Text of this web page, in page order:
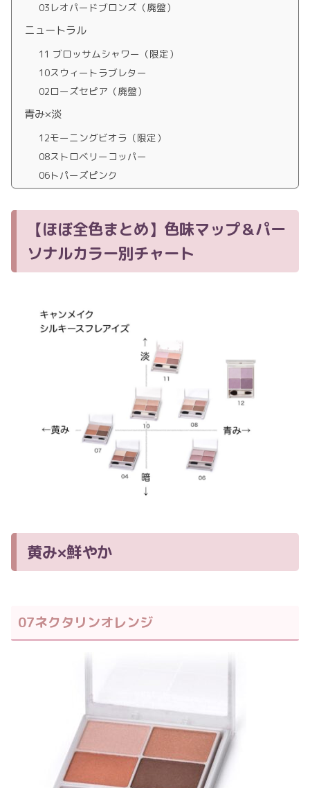
03レオパードブロンズ（廃盤）
ニュートラル
11 ブロッサムシャワー（限定）
10スウィートラブレター
02ローズセピア（廃盤）
青み×淡
12モーニングビオラ（限定）
08ストロベリーコッパー
06トパーズピンク
【ほぼ全色まとめ】色味マップ＆パー
ソナルカラー別チャート
黄み×鮮やか
07ネクタリンオレンジ